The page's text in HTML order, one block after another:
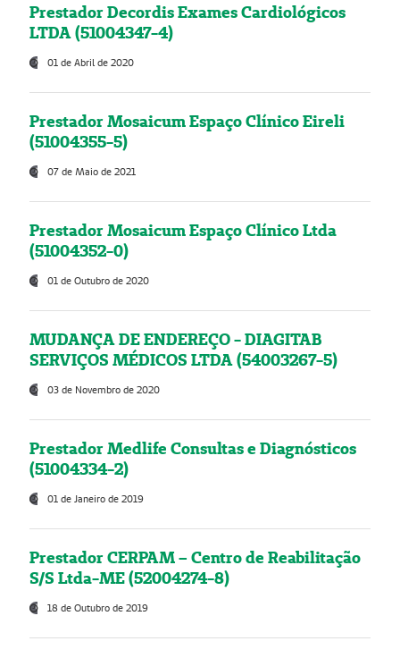
Prestador Decordis Exames Cardiológicos
LTDA (51004347-4)
01 de Abril de 2020
Prestador Mosaicum Espaço Clínico Eireli
(51004355-5)
07 de Maio de 2021
Prestador Mosaicum Espaço Clínico Ltda
(51004352-0)
01 de Outubro de 2020
MUDANÇA DE ENDEREÇO - DIAGITAB
SERVIÇOS MÉDICOS LTDA (54003267-5)
03 de Novembro de 2020
Prestador Medlife Consultas e Diagnósticos
(51004334-2)
01 de Janeiro de 2019
Prestador CERPAM – Centro de Reabilitação
S/S Ltda-ME (52004274-8)
18 de Outubro de 2019